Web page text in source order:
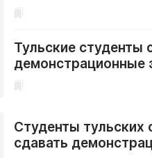
Тульские студенты
демонстрационные
Студенты тульских
сдавать